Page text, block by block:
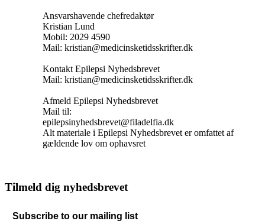
Ansvarshavende chefredaktør
Kristian Lund
Mobil: 2029 4590
Mail: kristian@medicinsketidsskrifter.dk
Kontakt Epilepsi Nyhedsbrevet
Mail: kristian@medicinsketidsskrifter.dk
Afmeld Epilepsi Nyhedsbrevet
Mail til:
epilepsinyhedsbrevet@filadelfia.dk
Alt materiale i Epilepsi Nyhedsbrevet er omfattet af
gældende lov om ophavsret
Tilmeld dig nyhedsbrevet
Subscribe to our mailing list